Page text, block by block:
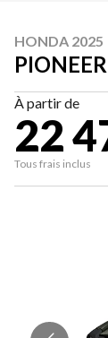
HONDA 2025
À partir de
22
Tous frais inclus